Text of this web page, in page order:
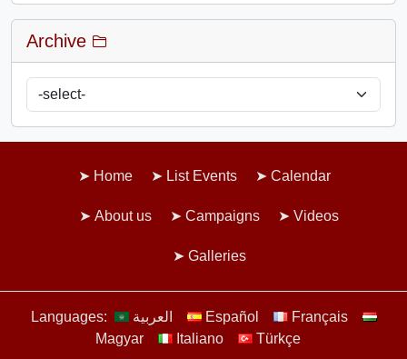
Archive
Home List Events Calendar
About us Campaigns Videos
Galleries
Languages: العربية Español
Français
Magyar
Italiano Türkçe